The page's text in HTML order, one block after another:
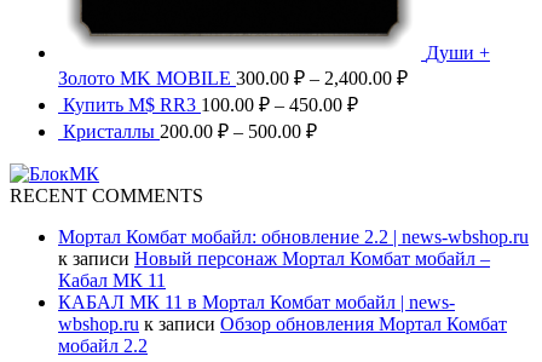
Души +
Золото MK MOBILE 300.00 ₽ – 2,400.00 ₽
Купить M$ RR3 100.00 ₽ – 450.00 ₽
Кристаллы 200.00 ₽ – 500.00 ₽
RECENT COMMENTS
Мортал Комбат мобайл: обновление 2.2 | news-wbshop.ru
к записи Новый персонаж Мортал Комбат мобайл –
Кабал МК 11
КАБАЛ МК 11 в Мортал Комбат мобайл | news-
wbshop.ru к записи Обзор обновления Мортал Комбат
мобайл 2.2